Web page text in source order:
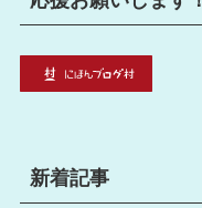
新着記事